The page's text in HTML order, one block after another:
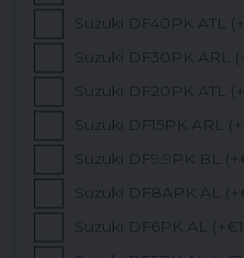
Suzuki DF40PK ATL
Suzuki DF30PK ARL
Suzuki DF20PK ATL
Suzuki DF15PK ARL
Suzuki DF9.9PK BL
Suzuki DF8APK AL
Suzuki DF6PK AL